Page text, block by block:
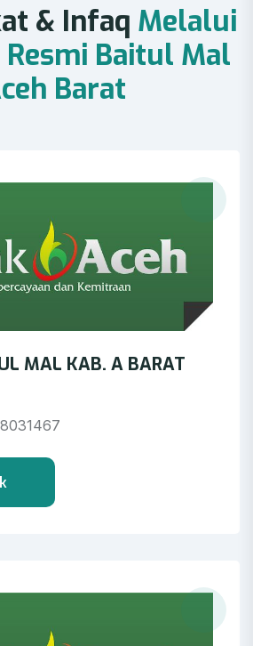
at & Infaq Melalui
Resmi Baitul Mal
ceh Barat
MAL KAB. A BARAT